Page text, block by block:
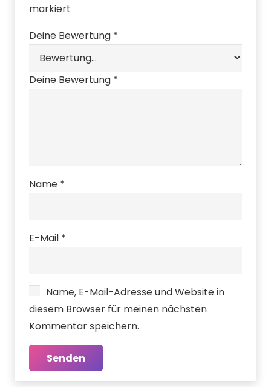
markiert
Deine Bewertung *
Deine Bewertung *
Name *
E-Mail *
Name, E-Mail-Adresse und Website in
diesem Browser für meinen nächsten
Kommentar speichern.